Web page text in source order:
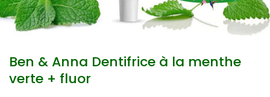
Ben & Anna Dentifrice à la menthe
verte + fluor